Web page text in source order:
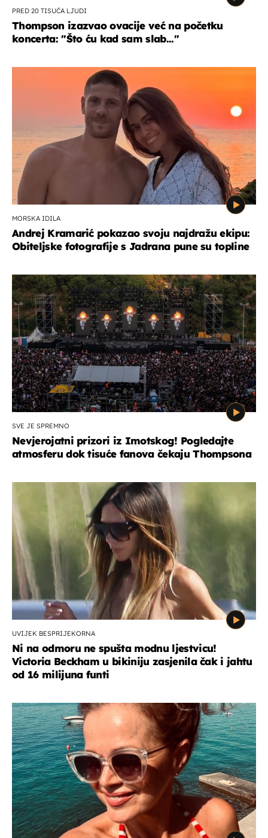
PRED 20 TISUĆA LJUDI
Thompson izazvao ovacije već na početku
koncerta: "Što ću kad sam slab..."
MORSKA IDILA
Andrej Kramarić pokazao svoju najdražu ekipu:
Obiteljske fotografije s Jadrana pune su topline
SVE JE SPREMNO
Nevjerojatni prizori iz Imotskog! Pogledajte
atmosferu dok tisuće fanova čekaju Thompsona
UVIJEK BESPRIJEKORNA
Ni na odmoru ne spušta modnu ljestvicu!
Victoria Beckham u bikiniju zasjenila čak i jahtu
od 16 milijuna funti